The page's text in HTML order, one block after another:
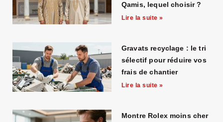
Qamis, lequel choisir ?
Lire la suite »
Gravats recyclage : le tri
sélectif pour réduire vos
frais de chantier
Lire la suite »
Montre Rolex moins cher